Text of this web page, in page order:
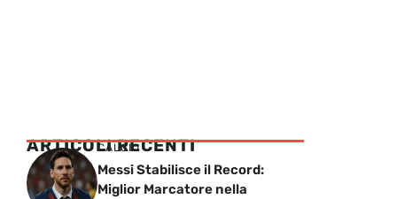
ARTICOLI RECENTI
CALCIO
Messi Stabilisce il Record:
Miglior Marcatore nella